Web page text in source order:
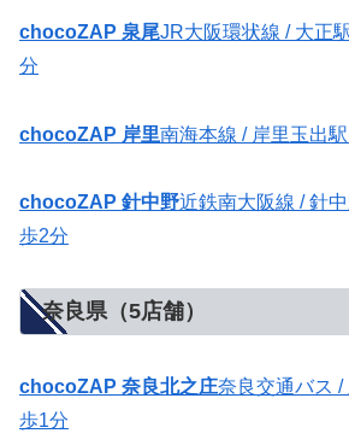
chocoZAP 泉尾JR大阪環状線 / 大
分
chocoZAP 岸里南海本線 / 岸里玉
chocoZAP 針中野近鉄南大阪線 /
歩2分
奈良県（5店舗）
chocoZAP 奈良北之庄奈良交通バ
歩1分